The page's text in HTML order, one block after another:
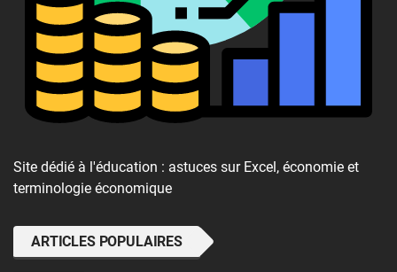
Site dédié à l'éducation : astuces sur Excel, économie et
terminologie économique
ARTICLES POPULAIRES